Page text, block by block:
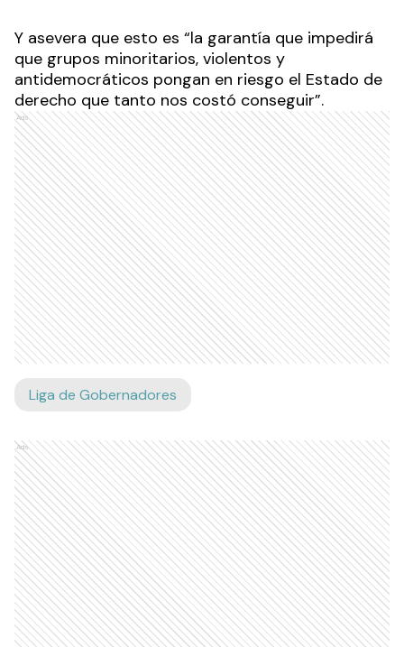
Y asevera que esto es “la garantía que impedirá
que grupos minoritarios, violentos y
antidemocráticos pongan en riesgo el Estado de
derecho que tanto nos costó conseguir”.
Ads
Liga de Gobernadores
Ads